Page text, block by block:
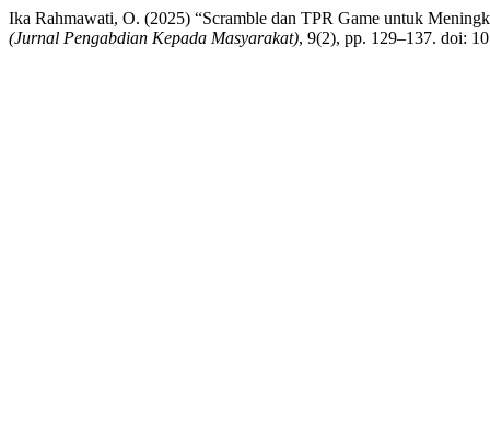
Ika Rahmawati, O. (2025) “Scramble dan TPR Game untuk
(Jurnal Pengabdian Kepada Masyarakat), 9(2), pp. 129–137. doi: